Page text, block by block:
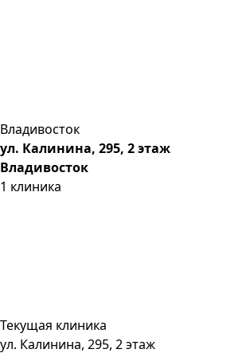
Владивосток
ул. Калинина, 295, 2 этаж
Владивосток
1 клиника
Текущая клиника
ул. Калинина, 295, 2 этаж